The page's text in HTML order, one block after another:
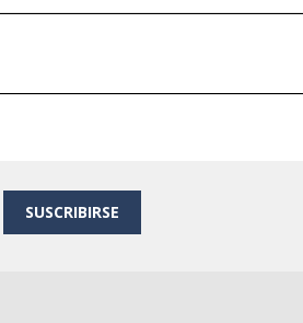
SUSCRIBIRSE